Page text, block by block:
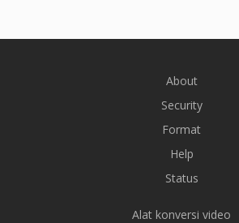
About
Security
Format
Help
Status
Alat konversi video